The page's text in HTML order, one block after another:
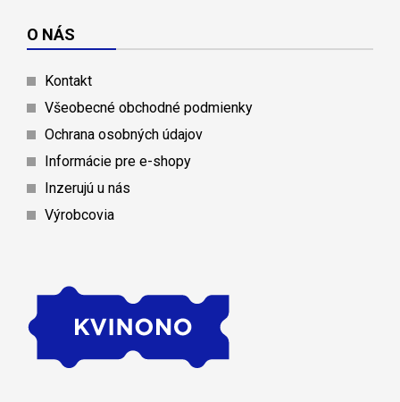
O NÁS
Kontakt
Všeobecné obchodné podmienky
Ochrana osobných údajov
Informácie pre e-shopy
Inzerujú u nás
Výrobcovia